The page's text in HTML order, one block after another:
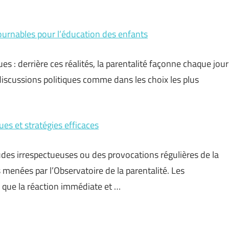
pour l’éducation des enfants
: derrière ces réalités, la parentalité façonne chaque jour
politiques comme dans les choix les plus
et stratégies efficaces
irrespectueuses ou des provocations régulières de la
par l’Observatoire de la parentalité. Les
la réaction immédiate et …